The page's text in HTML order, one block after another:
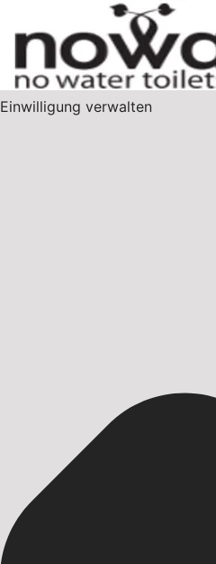
Einwilligung verwalten